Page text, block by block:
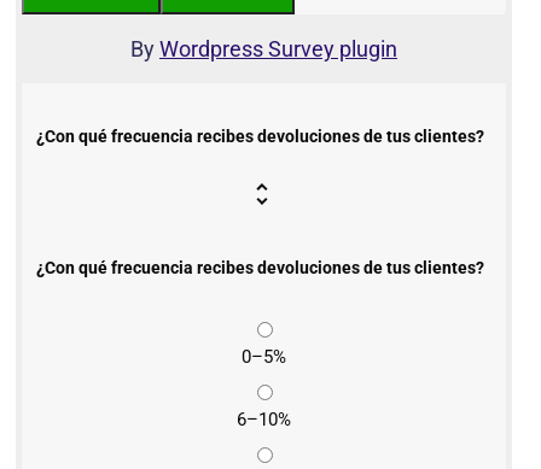
ByWordpress Survey plugin
¿Con qué frecuencia recibes devoluciones de tus clientes?
¿Con qué frecuencia recibes devoluciones de tus clientes?
0–5%
6–10%